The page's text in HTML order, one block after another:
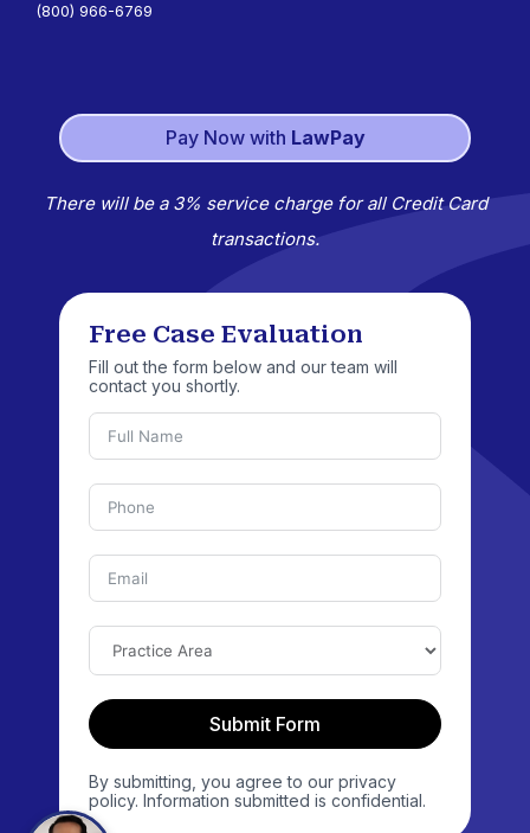
(800) 966-6769
Pay Now with LawPay
There will be a 3% service charge for all Credit Card
transactions.
Free Case Evaluation
Fill out the form below and our team will
contact you shortly.
Submit Form
By submitting, you agree to our privacy
policy. Information submitted is confidential.